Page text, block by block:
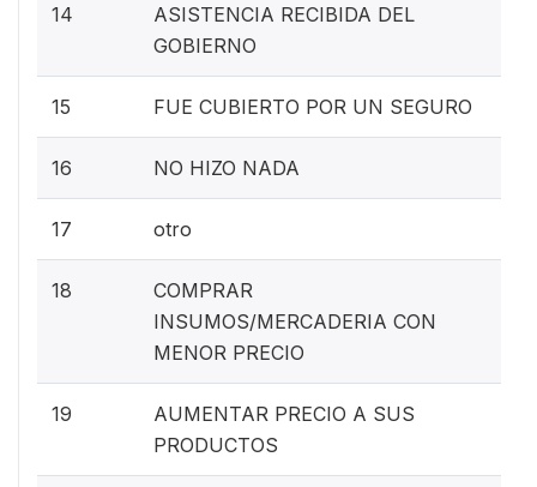
14
ASISTENCIA RECIBIDA DEL
GOBIERNO
15 FUE CUBIERTO POR UN SEGURO
16 NO HIZO NADA
17 otro
18
COMPRAR
INSUMOS/MERCADERIA CON
MENOR PRECIO
19
AUMENTAR PRECIO A SUS
PRODUCTOS